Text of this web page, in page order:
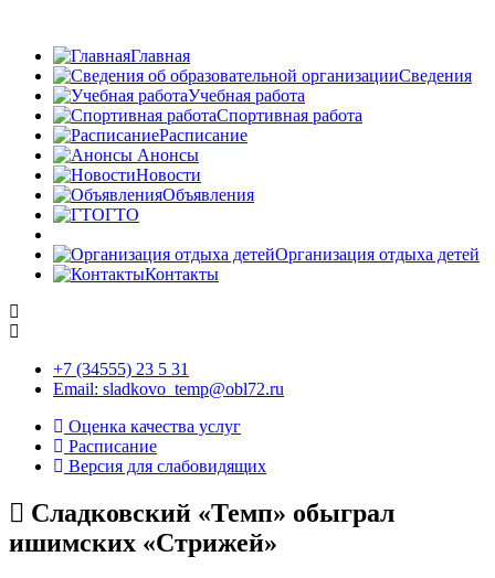
Главная
Сведения
Учебная работа
Спортивная работа
Расписание
Анонсы
Новости
Объявления
ГТО
Организация отдыха детей
Контакты
+7 (34555) 23 5 31
Email: sladkovo_temp@obl72.ru
Оценка качества услуг
Расписание
Версия для слабовидящих
Сладковский «Темп» обыграл
ишимских «Стрижей»